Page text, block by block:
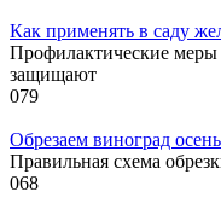
Как применять в саду
Профилактические меры
защищают
079
Обрезаем виноград
Правильная схема
068